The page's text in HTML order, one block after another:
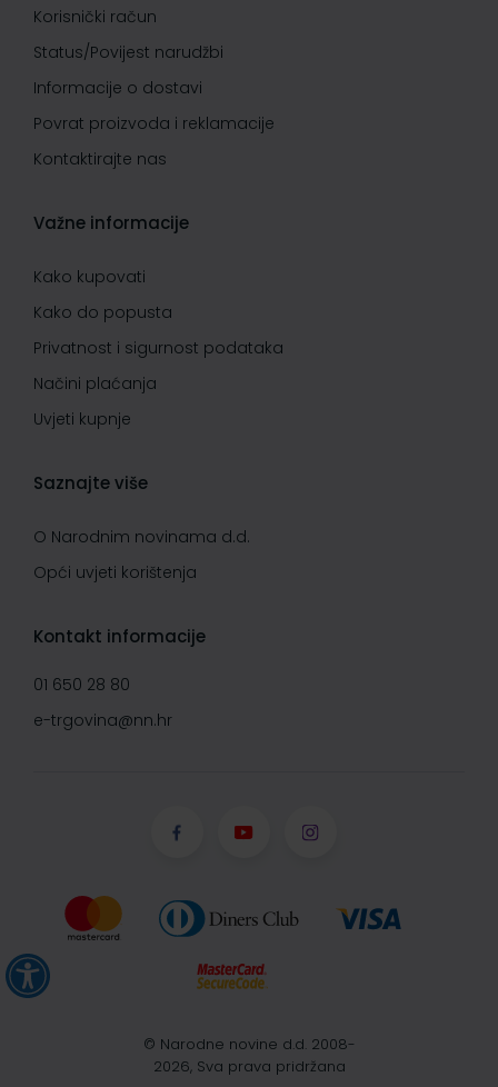
Korisnički račun
Status/Povijest narudžbi
Informacije o dostavi
Povrat proizvoda i reklamacije
Kontaktirajte nas
Važne informacije
Kako kupovati
Kako do popusta
Privatnost i sigurnost podataka
Načini plaćanja
Uvjeti kupnje
Saznajte više
O Narodnim novinama d.d.
Opći uvjeti korištenja
Kontakt informacije
01 650 28 80
e-trgovina@nn.hr
© Narodne novine d.d. 2008-
2026, Sva prava pridržana